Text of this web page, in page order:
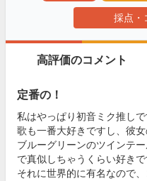
採点・
高評価のコメント
定番の！
私はやっぱり初音ミク推しで
歌も一番大好きですし、彼
ブルーグリーンのツインテ
で真似しちゃうくらい好きで
それに世界的に有名なので